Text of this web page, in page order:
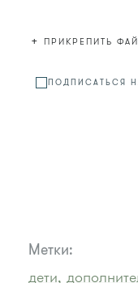
+ ПРИКРЕПИТЬ
ПОДПИСАТЬСЯ
Метки:
дети,